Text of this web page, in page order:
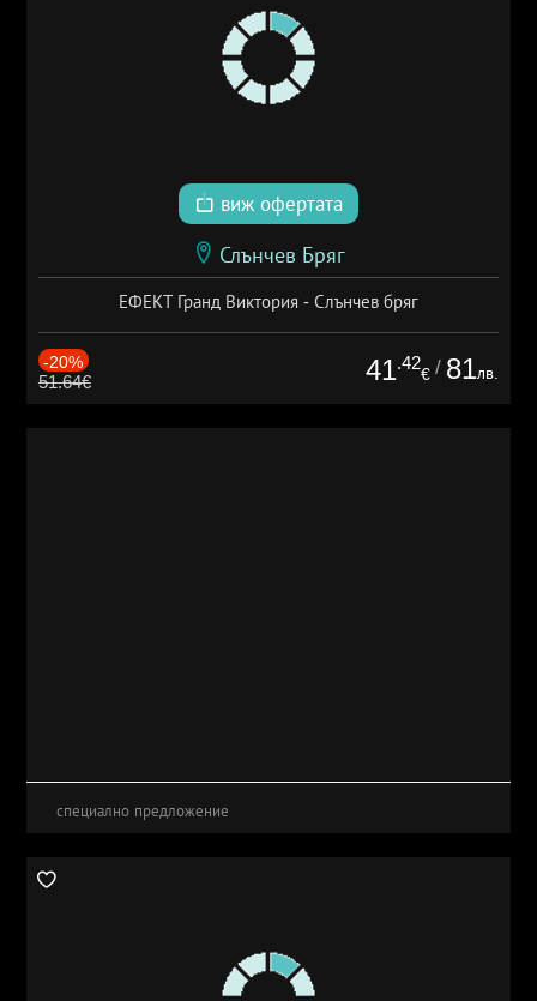
виж офертата
Слънчев Бряг
ЕФЕКТ Гранд Виктория - Слънчев бряг
-20%
51.64€ 41.42
€ / 81лв.
специално предложение